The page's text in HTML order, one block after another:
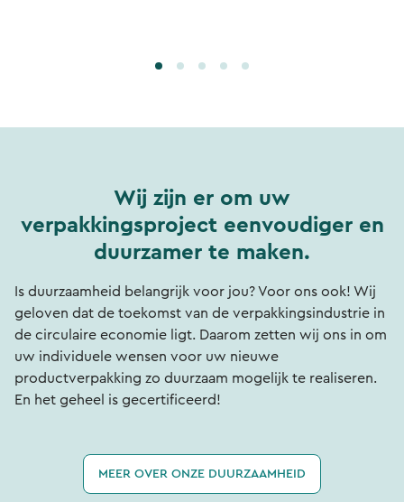
Wij zijn er om uw
verpakkingsproject eenvoudiger en
duurzamer te maken.
Is duurzaamheid belangrijk voor jou? Voor ons ook! Wij
geloven dat de toekomst van de verpakkingsindustrie in
de circulaire economie ligt. Daarom zetten wij ons in om
uw individuele wensen voor uw nieuwe
productverpakking zo duurzaam mogelijk te realiseren.
En het geheel is gecertificeerd!
MEER OVER ONZE DUURZAAMHEID